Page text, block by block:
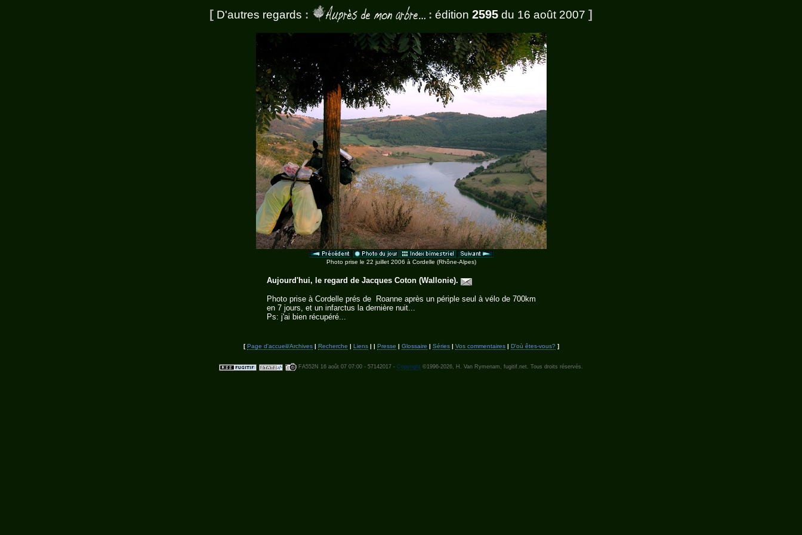
[ D'autres regards : : édition 2595 du 16 août 2007 ]
Photo prise le 22 juillet 2006 à Cordelle (Rhône-Alpes)
Aujourd'hui, le regard de Jacques Coton (Wallonie).
Photo prise à Cordelle prés de Roanne après un périple seul à vélo de 700km
en 7 jours, et un infarctus la dernière nuit...
Ps: j'ai bien récupéré...
[Page d'accueil/Archives| Recherche | Liens| | Presse | Glossaire | Séries| Vos commentaires| D'où êtes-vous? ]
FA552N 16 août 07 07:00 - 57142017 - Copyright ©1996-2026, H. Van Rymenam, fugitif.net. Tous droits réservés.